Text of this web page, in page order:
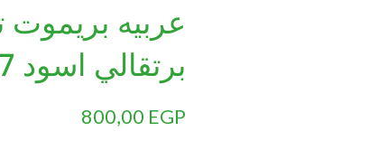
عربيه
برتقالي اسود 567-5
800,00 EGP